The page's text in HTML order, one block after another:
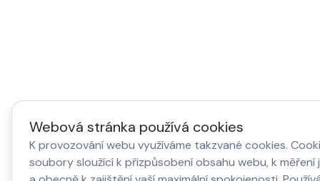
Webová stránka používá cookies
K provozování webu využíváme takzvané cookies.
soubory sloužící k přizpůsobení obsahu webu, k